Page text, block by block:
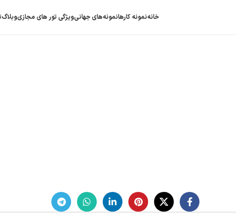
خانهنمونه کارهانمونه‌های جهانیویژگی‌ تور های مجازیوبلاگ